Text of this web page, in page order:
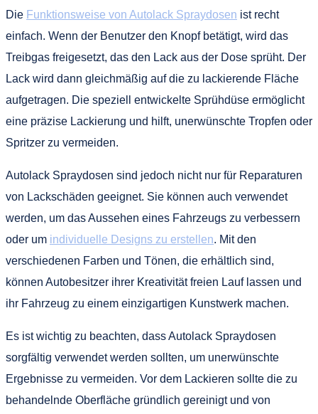
Die Funktionsweise von Autolack Spraydosen ist recht
einfach. Wenn der Benutzer den Knopf betätigt, wird das
Treibgas freigesetzt, das den Lack aus der Dose sprüht. Der
Lack wird dann gleichmäßig auf die zu lackierende Fläche
aufgetragen. Die speziell entwickelte Sprühdüse ermöglicht
eine präzise Lackierung und hilft, unerwünschte Tropfen oder
Spritzer zu vermeiden.
Autolack Spraydosen sind jedoch nicht nur für Reparaturen
von Lackschäden geeignet. Sie können auch verwendet
werden, um das Aussehen eines Fahrzeugs zu verbessern
oder um individuelle Designs zu erstellen. Mit den
verschiedenen Farben und Tönen, die erhältlich sind,
können Autobesitzer ihrer Kreativität freien Lauf lassen und
ihr Fahrzeug zu einem einzigartigen Kunstwerk machen.
Es ist wichtig zu beachten, dass Autolack Spraydosen
sorgfältig verwendet werden sollten, um unerwünschte
Ergebnisse zu vermeiden. Vor dem Lackieren sollte die zu
behandelnde Oberfläche gründlich gereinigt und von